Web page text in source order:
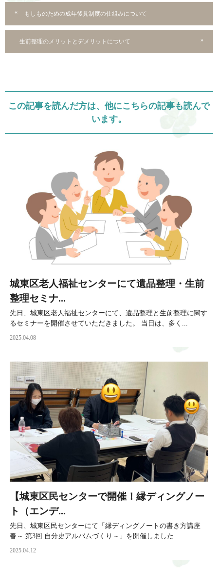
もしものための成年後見制度の仕組みについて
生前整理のメリットとデメリットについて
この記事を読んだ方は、他にこちらの記事も読んで
います。
城東区老人福祉センターにて遺品整理・生前
整理セミナ...
先日、城東区老人福祉センターにて、遺品整理と生前整理に関す
るセミナーを開催させていただきました。 当日は、多く...
2025.04.08
【城東区民センターで開催！縁ディングノー
ト（エンデ...
先日、城東区民センターにて「縁ディングノートの書き方講座
春～ 第3回 自分史アルバムづくり～」を開催しました...
2025.04.12